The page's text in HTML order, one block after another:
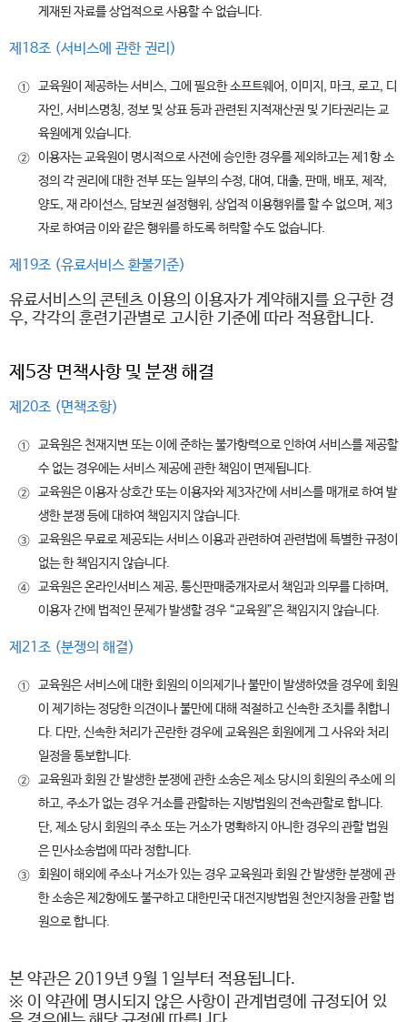
게재된 자료를 상업적으로 사용할 수 없습니다.
제18조 (서비스에 관한 권리)
①
교육원이 제공하는 서비스, 그에 필요한 소프트웨어, 이미지, 마크, 로고, 디
자인, 서비스명칭, 정보 및 상표 등과 관련된 지적재산권 및 기타권리는 교
육원에게 있습니다.
②
이용자는 교육원이 명시적으로 사전에 승인한 경우를 제외하고는 제1항 소
정의 각 권리에 대한 전부 또는 일부의 수정, 대여, 대출, 판매, 배포, 제작,
양도, 재 라이선스, 담보권 설정행위, 상업적 이용행위를 할 수 없으며, 제3
자로 하여금 이와 같은 행위를 하도록 허락할 수도 없습니다.
제19조 (유료서비스 환불기준)
유료서비스의 콘텐츠 이용의 이용자가 계약해지를 요구한 경
우, 각각의 훈련기관별로 고시한 기준에 따라 적용합니다.
제5장 면책사항 및 분쟁 해결
제20조 (면책조항)
①
교육원은 천재지변 또는 이에 준하는 불가항력으로 인하여 서비스를 제공할
수 없는 경우에는 서비스 제공에 관한 책임이 면제됩니다.
②
교육원은 이용자 상호간 또는 이용자와 제3자간에 서비스를 매개로 하여 발
생한 분쟁 등에 대하여 책임지지 않습니다.
③
교육원은 무료로 제공되는 서비스 이용과 관련하여 관련법에 특별한 규정이
없는 한 책임지지 않습니다.
④
교육원은 온라인서비스 제공, 통신판매중개자로서 책임과 의무를 다하며,
이용자 간에 법적인 문제가 발생할 경우 “교육원”은 책임지지 않습니다.
제21조 (분쟁의 해결)
①
교육원은 서비스에 대한 회원의 이의제기나 불만이 발생하였을 경우에 회원
이 제기하는 정당한 의견이나 불만에 대해 적절하고 신속한 조치를 취합니
다. 다만, 신속한 처리가 곤란한 경우에 교육원은 회원에게 그 사유와 처리
일정을 통보합니다.
②
교육원과 회원 간 발생한 분쟁에 관한 소송은 제소 당시의 회원의 주소에 의
하고, 주소가 없는 경우 거소를 관할하는 지방법원의 전속관할로 합니다.
단, 제소 당시 회원의 주소 또는 거소가 명확하지 아니한 경우의 관할 법원
은 민사소송법에 따라 정합니다.
③
회원이 해외에 주소나 거소가 있는 경우 교육원과 회원 간 발생한 분쟁에 관
한 소송은 제2항에도 불구하고 대한민국 대전지방법원 천안지청을 관할 법
원으로 합니다.
본 약관은 2019년 9월 1일부터 적용됩니다.
※ 이 약관에 명시되지 않은 사항이 관계법령에 규정되어 있